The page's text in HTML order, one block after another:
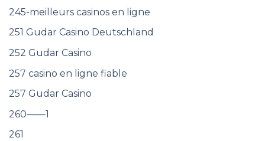
245-meilleurs casinos en ligne
251 Gudar Casino Deutschland
252 Gudar Casino
257 casino en ligne fiable
257 Gudar Casino
260——1
261